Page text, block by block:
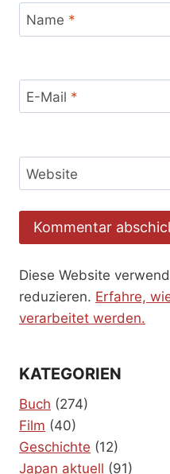
Name *
E-Mail *
Website
Diese Website
reduzieren. Erfahre,
verarbeitet werden.
KATEGORIEN
Buch (274)
Film (40)
Geschichte (12)
Japan aktuell (91)